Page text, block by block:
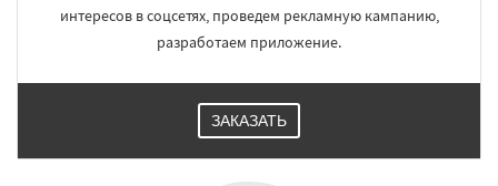
интересов в соцсетях, проведем рекламную кампанию,
разработаем приложение.
ЗАКАЗАТЬ